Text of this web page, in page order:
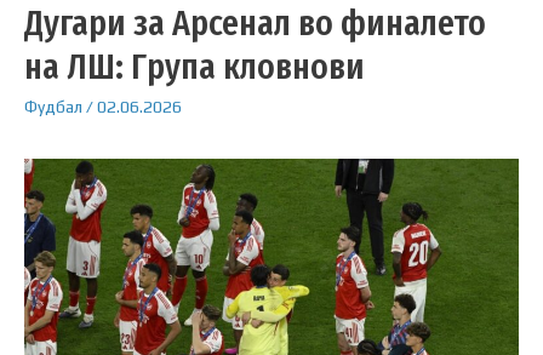
Дугари за Арсенал во финалето
на ЛШ: Група кловнови
Фудбал /02.06.2026